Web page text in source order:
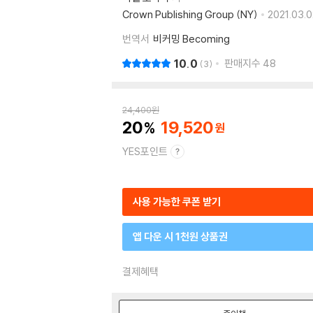
Crown Publishing Group (NY)
번역서 비커밍 Becoming
10.0 3 판매지수 48
24,400원
20 19,520
YES포인트
사용 가능한 쿠폰 받기
앱 다운 시 1천원 상품권
결제혜택